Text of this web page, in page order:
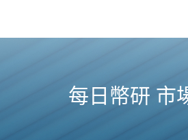
每日幣研 市